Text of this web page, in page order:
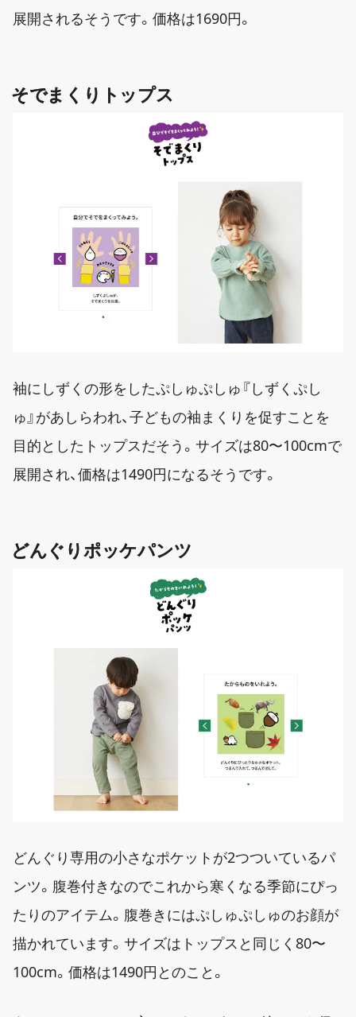
展開されるそうです。価格は1690円。
そでまくりトップス
袖にしずくの形をしたぷしゅぷしゅ『しずくぷし
ゅ』があしらわれ、子どもの袖まくりを促すことを
目的としたトップスだそう。サイズは80〜100cmで
展開され、価格は1490円になるそうです。
どんぐりポッケパンツ
どんぐり専用の小さなポケットが2つついているパ
ンツ。腹巻付きなのでこれから寒くなる季節にぴっ
たりのアイテム。腹巻きにはぷしゅぷしゅのお顔が
描かれています。サイズはトップスと同じく80〜
100cm。価格は1490円とのこと。